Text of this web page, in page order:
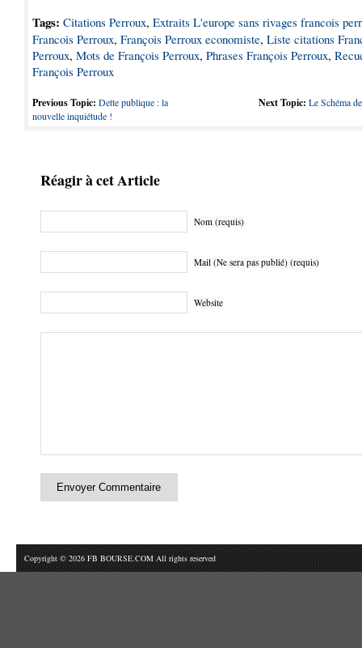
Tags: Citations Perroux, Extraits L'europe sans rivages francois
Francois Perroux, François Perroux economiste, Liste citations
Perroux, Mots de François Perroux, Phrases François Perroux,
François Perroux
Previous Topic: Dette publique : la
nouvelle inquiétude !
Next Topic: Le Schéma
Réagir à cet Article
Nom (requis)
Mail (Ne sera pas publié) (requis)
Website
Copyright © 2026 FB BOURSE.COM All rights reserved